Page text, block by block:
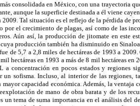
consolidada en México, con una trayectoria
aunque la superficie destinada a él viene
2009. Tal situación es el reflejo de la pérdida de
por el crecimiento de plagas, así como de las
Aún así, la producción de jitomate en este
producción también ha disminuido en
de5,7 a 2,8 miles de hectáreas de 1993 a 2009.
hectáreas en 1993 amás de 8 mil hectáreas en
concentración en pocos estados y regiones
sofisma. Incluso, al interior de las regiones,
capacidad económica. Además, la ventaja
de mano de obra barata y de los
un tema de suma importancia en el análisis del